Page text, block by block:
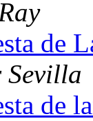
de
Sevilla
de